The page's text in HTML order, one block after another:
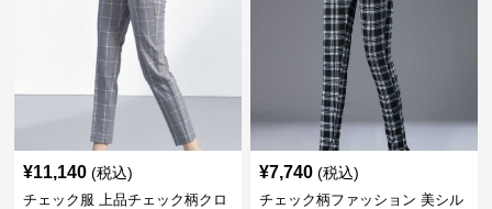
¥11,140 (税込)
チェック服 上品チェック柄クロ
¥7,740 (税込)
チェック柄ファッション 美シル